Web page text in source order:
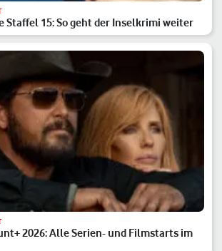
Staffel 15: So geht der Inselkrimi weiter
2026: Alle Serien- und Filmstarts im